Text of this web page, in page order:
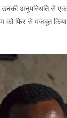
अनुपस्थिति से एक
को फिर से मजबूत